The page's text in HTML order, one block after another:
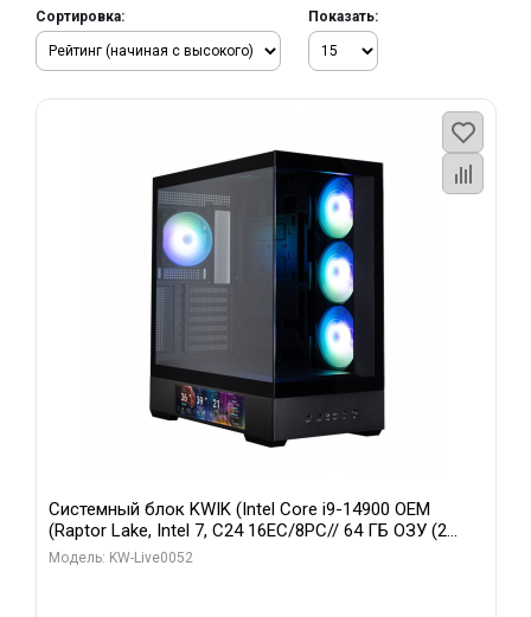
Сортировка: Показать:
Системный блок KWIK (Intel Core i9-14900 OEM
(Raptor Lake, Intel 7, C24 16EC/8PC// 64 ГБ ОЗУ (2
модуля)/ Palit RTX5080 GAMINGPRO OC 16GB GDDR7
Модель: KW-Live0052